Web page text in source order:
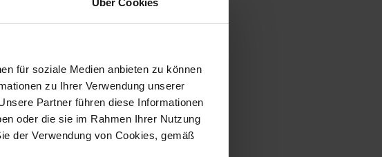
Über Cookies
für soziale Medien anbieten zu können
zu Ihrer Verwendung unserer
Partner führen diese Informationen
oder die sie im Rahmen Ihrer Nutzung
der Verwendung von Cookies, gemäß